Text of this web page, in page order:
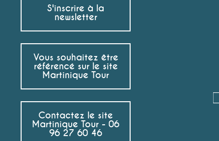
S'inscrire à la
newsletter
Vous souhaitez être
référencé sur le site
Martinique Tour
Contactez le site
Martinique Tour - 06
96 27 60 46